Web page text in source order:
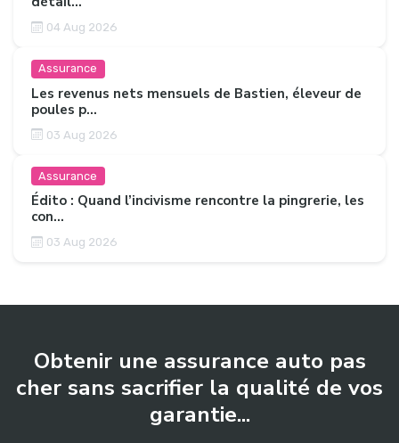
04 Aug 2026
Assurance
Les revenus nets mensuels de Bastien, éleveur de
poules p...
03 Aug 2026
Assurance
Édito : Quand l’incivisme rencontre la pingrerie, les
con...
03 Aug 2026
Obtenir une assurance auto pas
cher sans sacrifier la qualité de vos
garantie...